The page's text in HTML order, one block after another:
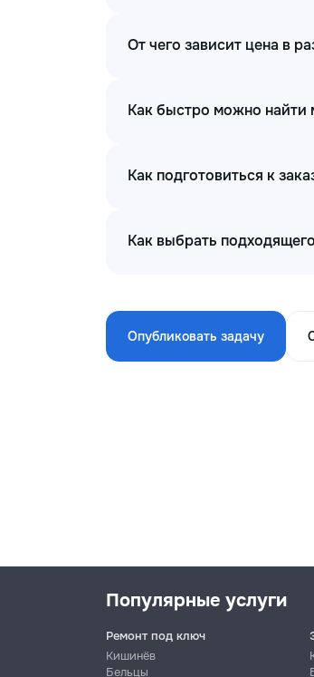
От чего зависит цена в
Как быстро можно найти
Как подготовиться к
Как выбрать
Опубликовать задачу
Популярные услуги
Ремонт под ключ
Кишинёв
Бельцы